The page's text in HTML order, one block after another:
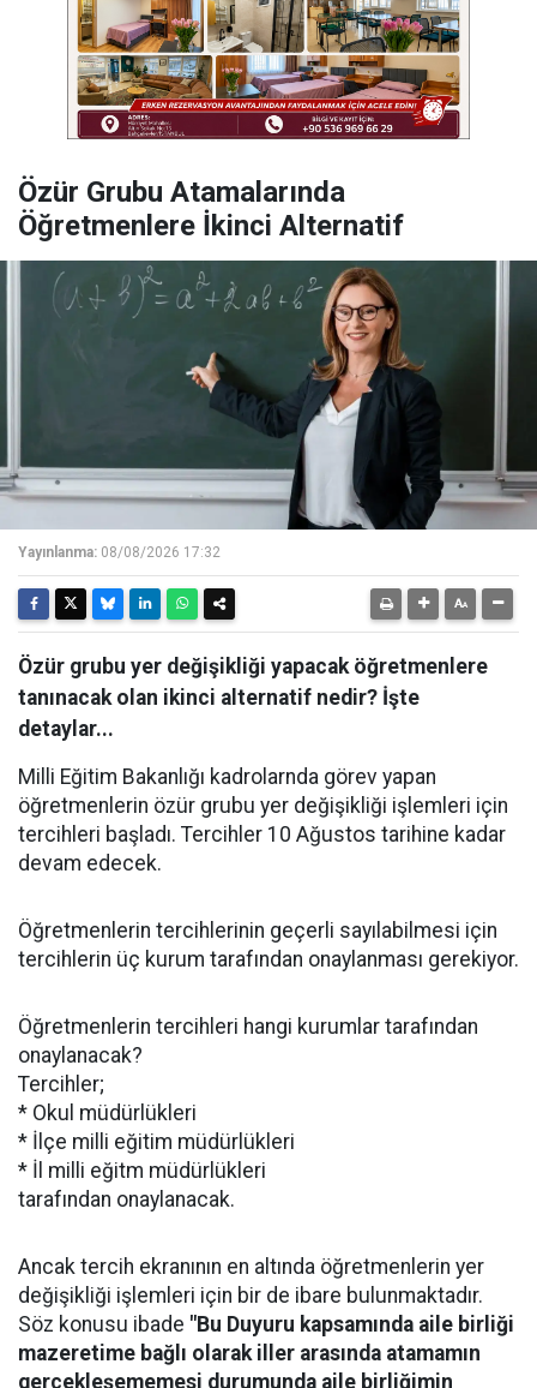
Özür Grubu Atamalarında
Öğretmenlere İkinci Alternatif
Yayınlanma: 08/08/2026 17:32
Özür grubu yer değişikliği yapacak öğretmenlere
tanınacak olan ikinci alternatif nedir? İşte
detaylar...
Milli Eğitim Bakanlığı kadrolarnda görev yapan
öğretmenlerin özür grubu yer değişikliği işlemleri için
tercihleri başladı. Tercihler 10 Ağustos tarihine kadar
devam edecek.
Öğretmenlerin tercihlerinin geçerli sayılabilmesi için
tercihlerin üç kurum tarafından onaylanması gerekiyor.
Öğretmenlerin tercihleri hangi kurumlar tarafından
onaylanacak?
Tercihler;
* Okul müdürlükleri
* İlçe milli eğitim müdürlükleri
* İl milli eğitm müdürlükleri
tarafından onaylanacak.
Ancak tercih ekranının en altında öğretmenlerin yer
değişikliği işlemleri için bir de ibare bulunmaktadır.
Söz konusu ibade "Bu Duyuru kapsamında aile birliği
mazeretime bağlı olarak iller arasında atamamın
gerçekleşememesi durumunda aile birliğimin